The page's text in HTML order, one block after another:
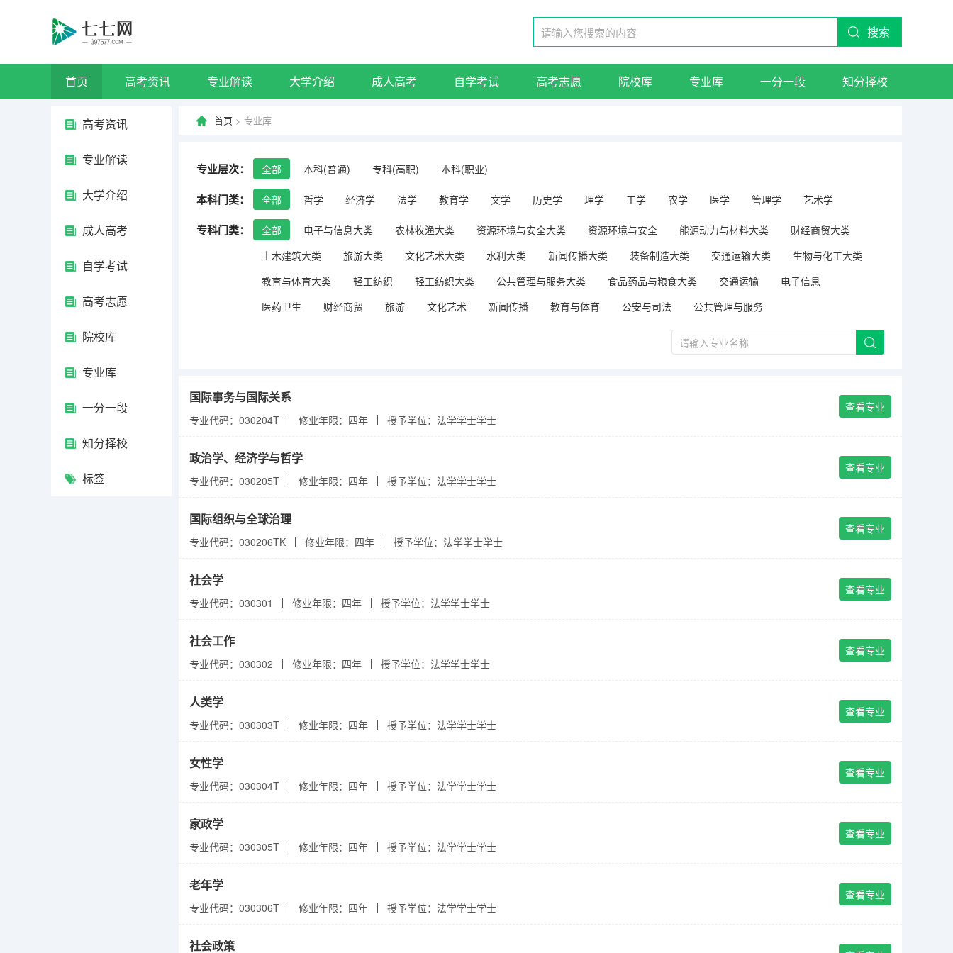
搜索
首页 高考资讯 专业解读 大学介绍 成人高考 自学考试 高考志愿 院校库 专业库 一分一段 知分择校
高考资讯
专业解读
大学介绍
成人高考
自学考试
高考志愿
院校库
专业库
一分一段
知分择校
标签
首页 > 专业库
专业层次： 全部 本科(普通) 专科(高职) 本科(职业)
本科门类： 全部 哲学 经济学 法学 教育学 文学 历史学 理学 工学 农学 医学 管理学 艺术学
专科门类： 全部 电子与信息大类 农林牧渔大类 资源环境与安全大类 资源环境与安全 能源动力与材料大类
财经商贸大类
土木建筑大类
旅游大类 文化艺术大类 水利大类 新闻传播大类 装备制造大类 交通运输大类
生物与化工大类
教育与体育大类
轻工纺织 轻工纺织大类 公共管理与服务大类 食品药品与粮食大类 交通运输
电子信息
医药卫生
财经商贸 旅游 文化艺术 新闻传播 教育与体育 公安与司法 公共管理与服务
国际事务与国际关系
专业代码：030204T 修业年限：四年 授予学位：法学学士学士
查看专业
政治学、经济学与哲学
专业代码：030205T 修业年限：四年 授予学位：法学学士学士
查看专业
国际组织与全球治理
专业代码：030206TK 修业年限：四年 授予学位：法学学士学士
查看专业
社会学
专业代码：030301 修业年限：四年 授予学位：法学学士学士
查看专业
社会工作
专业代码：030302 修业年限：四年 授予学位：法学学士学士
查看专业
人类学
专业代码：030303T 修业年限：四年 授予学位：法学学士学士
查看专业
女性学
专业代码：030304T 修业年限：四年 授予学位：法学学士学士
查看专业
家政学
专业代码：030305T 修业年限：四年 授予学位：法学学士学士
查看专业
老年学
专业代码：030306T 修业年限：四年 授予学位：法学学士学士
查看专业
社会政策